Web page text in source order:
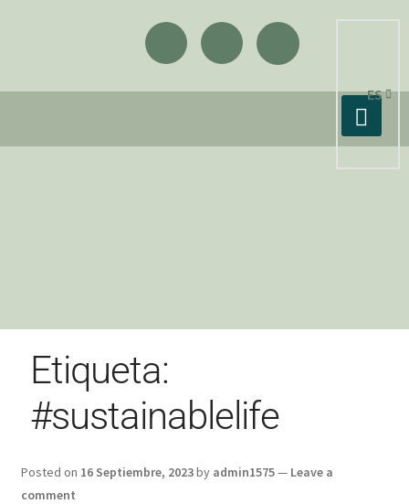
ES
Etiqueta:
#sustainablelife
Posted on 16 Septiembre, 2023by admin1575— Leave a
comment